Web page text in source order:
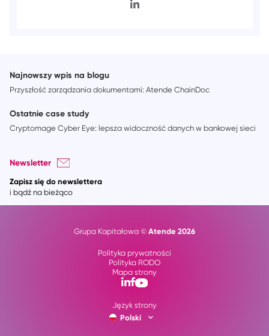
Najnowszy wpis na blogu
Przyszłość zarządzania dokumentami: Atende ChainDoc
Ostatnie case study
Cryptomage Cyber Eye: lepsza widoczność danych w bankowej sieci
Newsletter
Zapisz się do newslettera
i bądź na bieżąco
Grupa Kapitałowa © Atende 2026
Polityka prywatności
Polityka RODO
Mapa strony
Język strony
Polski